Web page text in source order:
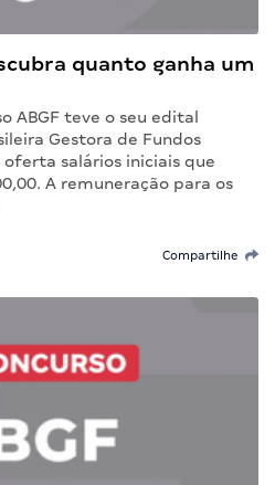
quanto ganha um
ABGF teve o seu edital
Gestora de Fundos
salários iniciais que
A remuneração para os
Compartilhe